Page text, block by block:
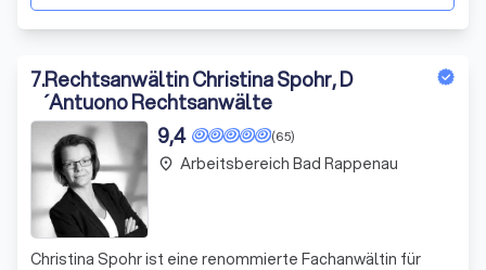
7.Rechtsanwältin Christina Spohr, D
´Antuono Rechtsanwälte
(65)
9,4
Christina Spohr ist eine renommierte Fachanwältin für
place Arbeitsbereich Bad Rappenau